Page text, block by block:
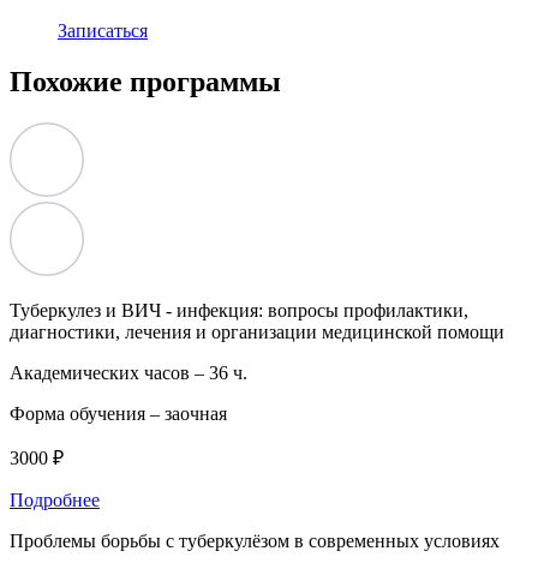
Записаться
Похожие программы
Туберкулез и ВИЧ - инфекция: вопросы профилактики,
диагностики, лечения и организации медицинской помощи
Академических часов – 36 ч.
Форма обучения – заочная
3000 ₽
Подробнее
Проблемы борьбы с туберкулёзом в современных условиях